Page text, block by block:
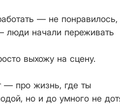
— не
люди начали переживать
выхожу на сцену.
— про жизнь, где ты
но и до умного не